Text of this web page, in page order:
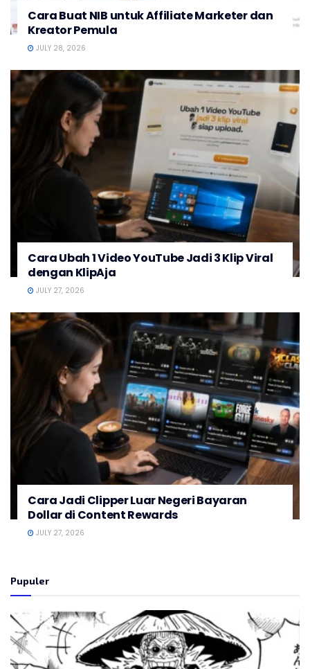
Cara Buat NIB untuk Affiliate Marketer dan
Kreator Pemula
JULY 28, 2026
Cara Ubah 1 Video YouTube Jadi 3 Klip Viral
dengan KlipAja
JULY 27, 2026
Cara Jadi Clipper Luar Negeri Bayaran
Dollar di Content Rewards
JULY 27, 2026
Pupuler